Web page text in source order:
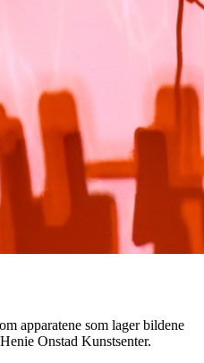
apparatene som lager bildene
Onstad Kunstsenter.